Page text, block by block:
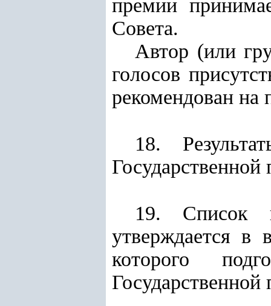
премии
Совета.
Автор (или
голосов
рекомендован на
18.
19. Список
утверждается в
которого